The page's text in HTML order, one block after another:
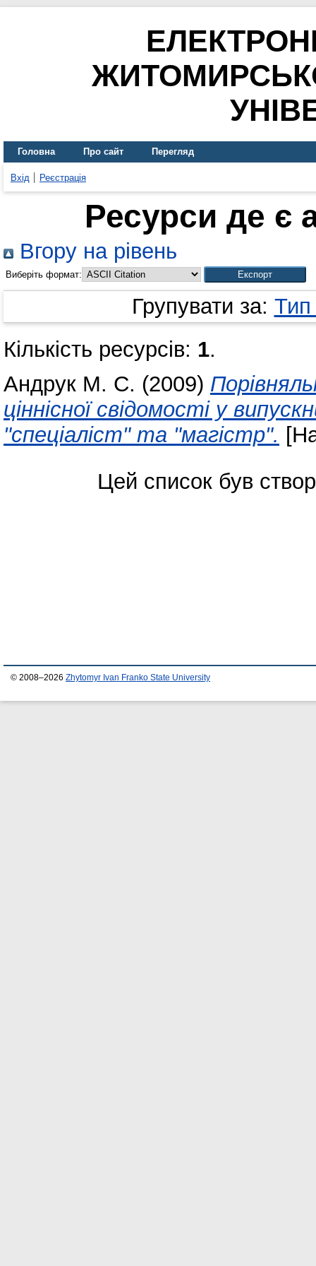
Головна Про сайт Перегляд
Вхід Реєстрація
Ресурси де є
Вгору на рівень
Виберіть формат:
Групувати за: Тип
Кількість ресурсів: 1.
Андрук М. С. (2009)
ціннісної свідомості у
"спеціаліст" та "магістр".
Цей список був
© 2008–2026 Zhytomyr Ivan Franko State University